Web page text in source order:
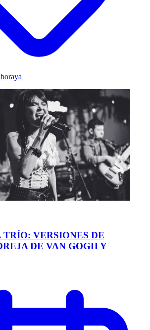
VERSIONES DE
DE VAN GOGH Y